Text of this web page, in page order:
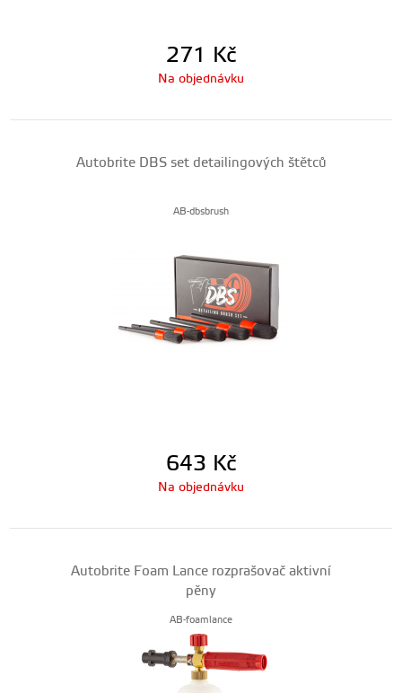
271 Kč
Na objednávku
Autobrite DBS set detailingových štětců
AB-dbsbrush
643 Kč
Na objednávku
Autobrite Foam Lance rozprašovač aktivní
pěny
AB-foamlance